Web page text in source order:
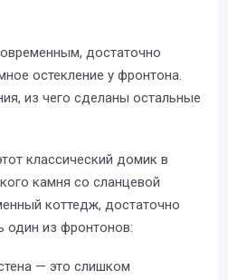
достаточно
остекление у фронтона.
из чего сделаны остальные
классический домик в
камня со сланцевой
коттедж, достаточно
один из фронтонов:
— это слишком